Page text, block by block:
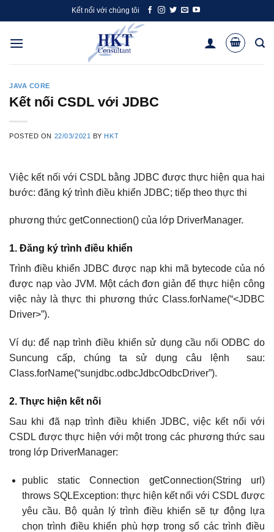
to
content
Kết nối với chúng tôi
JAVA CORE
Kết nối CSDL với JDBC
POSTED ON 22/03/2021 BY HKT
Việc kết nối với CSDL bằng JDBC được thực hiện qua hai
bước: đăng ký trình điều khiển JDBC; tiếp theo thực thi
phương thức getConnection() của lớp DriverManager.
1. Đăng ký trình điều khiển
Trình điều khiển JDBC được nạp khi mã bytecode của nó
được nạp vào JVM. Một cách đơn giản để thực hiện công
việc này là thực thi phương thức Class.forName(“<JDBC
Driver>”).
Ví dụ: để nạp trình điều khiển sử dụng cầu nối ODBC do
Suncung cấp, chúng ta sử dụng câu lệnh sau:
Class.forName(“sunjdbc.odbcJdbcOdbcDriver”).
2. Thực hiện kết nối
Sau khi đã nạp trình điều khiển JDBC, việc kết nối với
CSDL được thực hiện với một trong các phương thức sau
trong lớp DriverManager:
public static Connection getConnection(String url)
throws SQLException: thực hiện kết nối với CSDL được
yêu cầu. Bộ quản lý trình điều khiển sẽ tự động lựa
chọn trình điều khiển phù hợp trong số các trình điều